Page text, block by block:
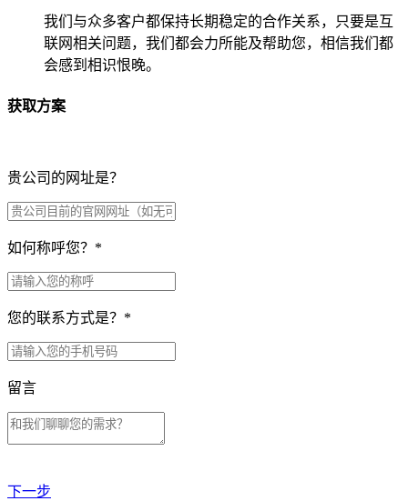
我们与众多客户都保持长期稳定的合作关系，只要是互
联网相关问题，我们都会力所能及帮助您，相信我们都
会感到相识恨晚。
获取方案
贵公司的网址是？
如何称呼您？ *
您的联系方式是？ *
留言
下一步